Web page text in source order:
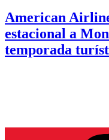
American
estacional a
temporada